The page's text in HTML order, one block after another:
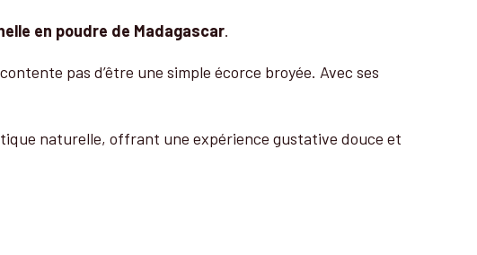
en poudre de Madagascar.
pas d’être une simple écorce broyée. Avec ses
naturelle, offrant une expérience gustative douce et